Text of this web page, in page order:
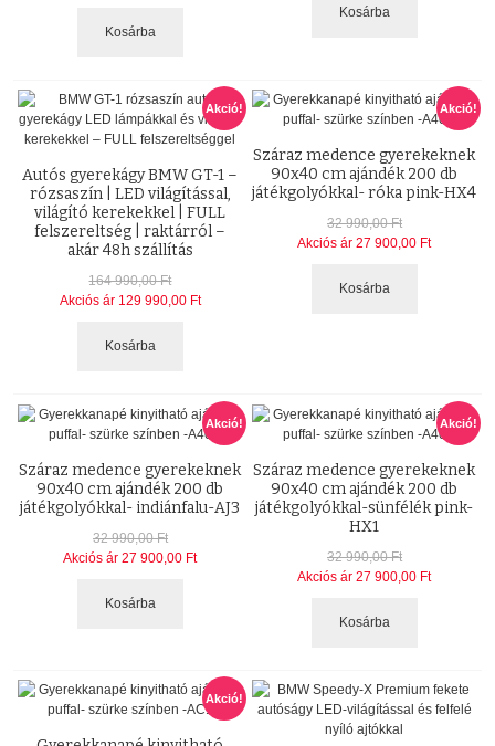
Kosárba
Kosárba
Akció!
Autós gyerekágy BMW GT-1 –
rózsaszín | LED világítással,
világító kerekekkel | FULL
felszereltség | raktárról –
akár 48h szállítás
164 990,00 Ft
Akciós ár 129 990,00 Ft
Kosárba
Akció!
Száraz medence gyerekeknek
90x40 cm ajándék 200 db
játékgolyókkal- róka pink-HX4
32 990,00 Ft
Akciós ár 27 900,00 Ft
Kosárba
Akció!
Száraz medence gyerekeknek
90x40 cm ajándék 200 db
játékgolyókkal- indiánfalu-AJ3
32 990,00 Ft
Akciós ár 27 900,00 Ft
Kosárba
Akció!
Száraz medence gyerekeknek
90x40 cm ajándék 200 db
játékgolyókkal-sünfélék pink-
HX1
32 990,00 Ft
Akciós ár 27 900,00 Ft
Kosárba
Akció!